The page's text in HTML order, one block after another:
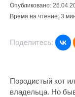
Опубликовано:
Время на чтение: 3
Поделитесь:
Породистый кот
владельца. Но